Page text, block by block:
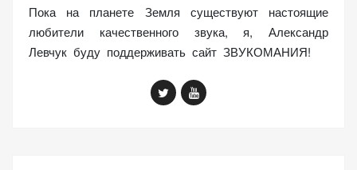
Пока на планете Земля существуют настоящие
любители качественного звука, я, Александр
Левчук буду поддерживать сайт ЗВУКОМАНИЯ!